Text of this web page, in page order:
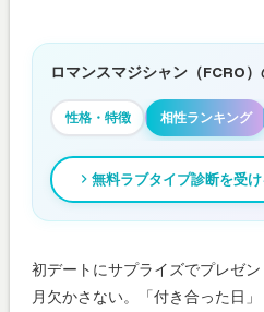
ロマンスマジシャン（FCRO
性格・特徴 相性ランキング
無料ラブタイプ診断を受け
初デートにサプライズでプレゼ
月欠かさない。「付き合った日」